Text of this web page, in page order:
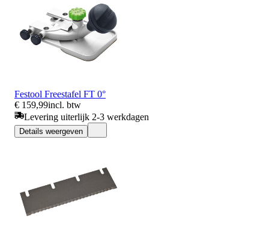
Festool Freestafel FT 0°
€ 159,99incl. btw
Levering uiterlijk 2-3 werkdagen
Details weergeven